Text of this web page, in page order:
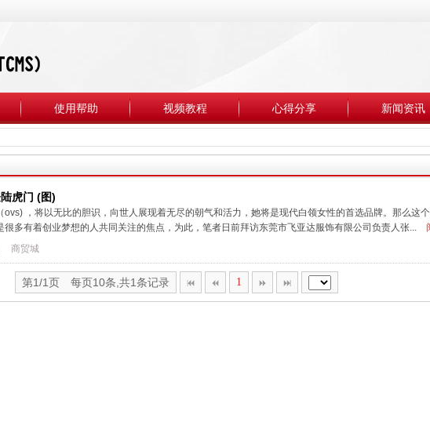
使用帮助 视频教程 心得分享 新闻资讯
虎门 (图)
，将以无比的胆识，向世人展现着无尽的朝气和活力，她将是现代白领女性的首选品牌。那么这
多有着创业梦想的人共同关注的焦点，为此，笔者日前拜访东莞市飞亚达服饰有限公司负责人张...
商贸城
第1/1页 每页10条,共1条记录 1